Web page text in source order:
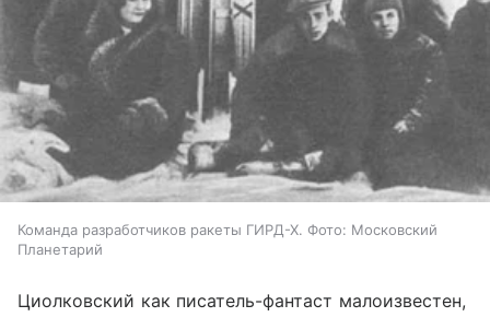
Команда разработчиков ракеты ГИРД-Х. Фото: Московский
Планетарий
Циолковский как писатель-фантаст малоизвестен,